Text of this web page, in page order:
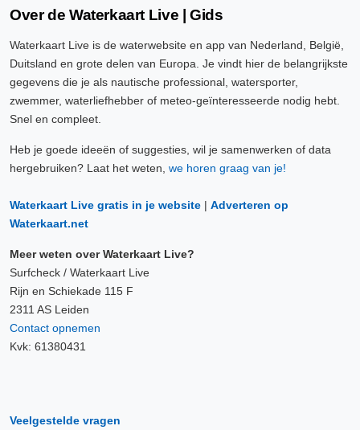
Over de Waterkaart Live | Gids
Waterkaart Live is de waterwebsite en app van Nederland, België,
Duitsland en grote delen van Europa. Je vindt hier de belangrijkste
gegevens die je als nautische professional, watersporter,
zwemmer, waterliefhebber of meteo-geïnteresseerde nodig hebt.
Snel en compleet.
Heb je goede ideeën of suggesties, wil je samenwerken of data
hergebruiken? Laat het weten, we horen graag van je!
Waterkaart Live gratis in je website | Adverteren op
Waterkaart.net
Meer weten over Waterkaart Live?
Surfcheck / Waterkaart Live
Rijn en Schiekade 115 F
2311 AS Leiden
Contact opnemen
Kvk: 61380431
Veelgestelde vragen